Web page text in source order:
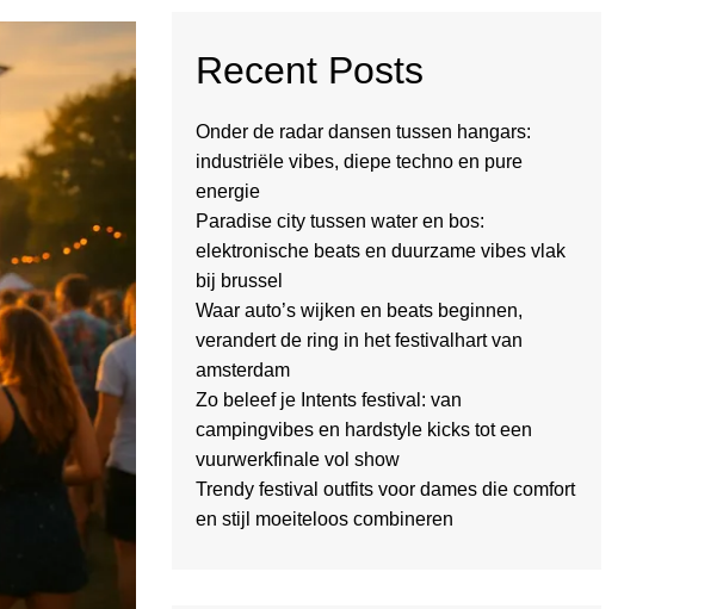
Recent Posts
Onder de radar dansen tussen hangars:
industriële vibes, diepe techno en pure
energie
Paradise city tussen water en bos:
elektronische beats en duurzame vibes vlak
bij brussel
Waar auto’s wijken en beats beginnen,
verandert de ring in het festivalhart van
amsterdam
Zo beleef je Intents festival: van
campingvibes en hardstyle kicks tot een
vuurwerkfinale vol show
Trendy festival outfits voor dames die comfort
en stijl moeiteloos combineren